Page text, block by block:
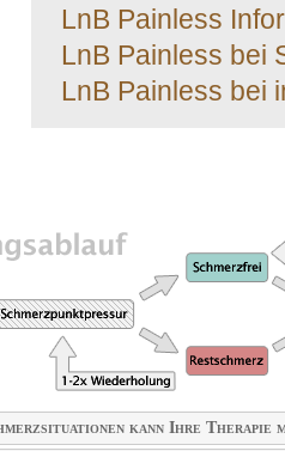
LnB Painless
LnB Painless bei
LnB Painless bei
kann Ihre Therapie